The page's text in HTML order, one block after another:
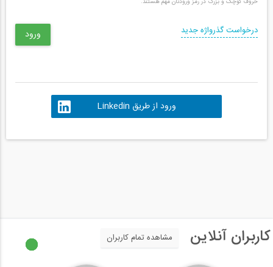
درخواست گذرواژه جدید
ورود از طریق Linkedin
کاربران آنلاین مشاهده تمام کاربران